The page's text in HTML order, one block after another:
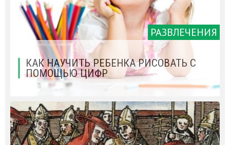
РАЗВЛЕЧЕНИЯ
КАК НАУЧИТЬ РЕБЕНКА РИСОВАТЬ С
ПОМОЩЬЮ ЦИФР